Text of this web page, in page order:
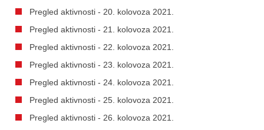
Pregled aktivnosti - 20. kolovoza 2021.
Pregled aktivnosti - 21. kolovoza 2021.
Pregled aktivnosti - 22. kolovoza 2021.
Pregled aktivnosti - 23. kolovoza 2021.
Pregled aktivnosti - 24. kolovoza 2021.
Pregled aktivnosti - 25. kolovoza 2021.
Pregled aktivnosti - 26. kolovoza 2021.